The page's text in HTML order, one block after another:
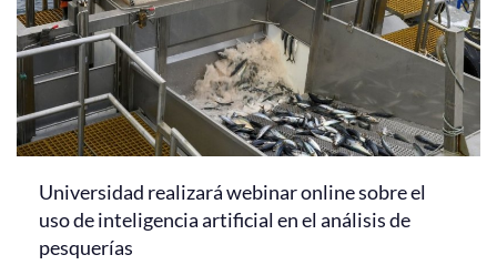
Universidad realizará webinar online sobre el
uso de inteligencia artificial en el análisis de
pesquerías